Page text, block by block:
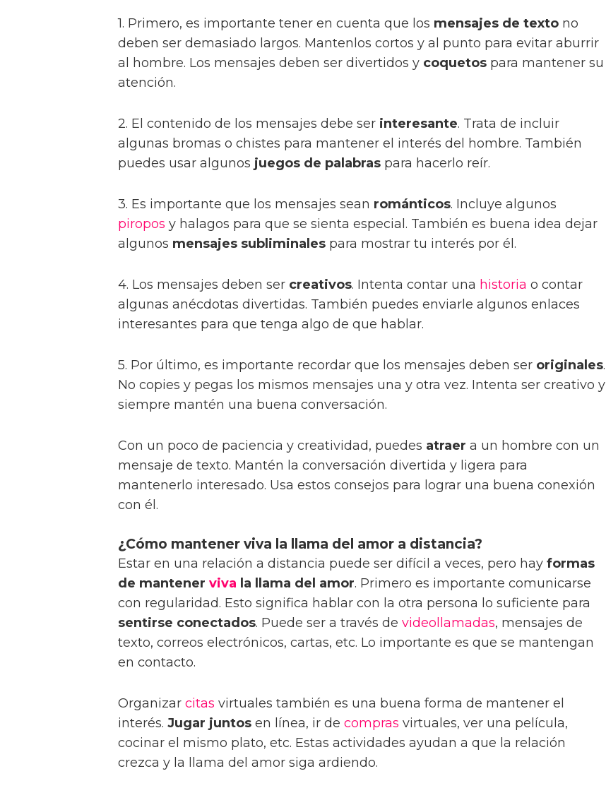
1. Primero, es importante tener en cuenta que los mensajes de texto no
deben ser demasiado largos. Mantenlos cortos y al punto para evitar aburrir
al hombre. Los mensajes deben ser divertidos y coquetos para mantener su
atención.
2. El contenido de los mensajes debe ser interesante. Trata de incluir
algunas bromas o chistes para mantener el interés del hombre. También
puedes usar algunos juegos de palabras para hacerlo reír.
3. Es importante que los mensajes sean románticos. Incluye algunos
piropos y halagos para que se sienta especial. También es buena idea dejar
algunos mensajes subliminales para mostrar tu interés por él.
4. Los mensajes deben ser creativos. Intenta contar una historia o contar
algunas anécdotas divertidas. También puedes enviarle algunos enlaces
interesantes para que tenga algo de que hablar.
5. Por último, es importante recordar que los mensajes deben ser originales.
No copies y pegas los mismos mensajes una y otra vez. Intenta ser creativo y
siempre mantén una buena conversación.
Con un poco de paciencia y creatividad, puedes atraer a un hombre con un
mensaje de texto. Mantén la conversación divertida y ligera para
mantenerlo interesado. Usa estos consejos para lograr una buena conexión
con él.
¿Cómo mantener viva la llama del amor a distancia?
Estar en una relación a distancia puede ser difícil a veces, pero hay formas
de mantener viva la llama del amor. Primero es importante comunicarse
con regularidad. Esto significa hablar con la otra persona lo suficiente para
sentirse conectados. Puede ser a través de videollamadas, mensajes de
texto, correos electrónicos, cartas, etc. Lo importante es que se mantengan
en contacto.
Organizar citas virtuales también es una buena forma de mantener el
interés. Jugar juntos en línea, ir de compras virtuales, ver una película,
cocinar el mismo plato, etc. Estas actividades ayudan a que la relación
crezca y la llama del amor siga ardiendo.